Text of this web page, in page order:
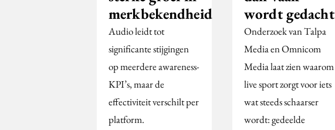
merkbekendheid
Audio leidt tot
significante stijgingen
op meerdere awareness-
KPI’s, maar de
effectiviteit verschilt per
platform.
wordt gedacht
Onderzoek van Talpa
Media en Omnicom
Media laat zien waarom
live sport zorgt voor iets
wat steeds schaarser
wordt: gedeelde